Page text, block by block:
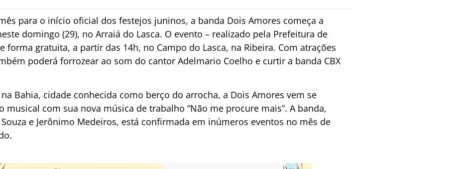
para o início oficial dos festejos juninos, a banda Dois Amores começa a
domingo (29), no Arraiá do Lasca. O evento – realizado pela Prefeitura de
forma gratuita, a partir das 14h, no Campo do Lasca, na Ribeira. Com atrações
poderá forrozear ao som do cantor Adelmario Coelho e curtir a banda CBX
Bahia, cidade conhecida como berço do arrocha, a Dois Amores vem se
musical com sua nova música de trabalho “Não me procure mais”. A banda,
e Jerônimo Medeiros, está confirmada em inúmeros eventos no mês de